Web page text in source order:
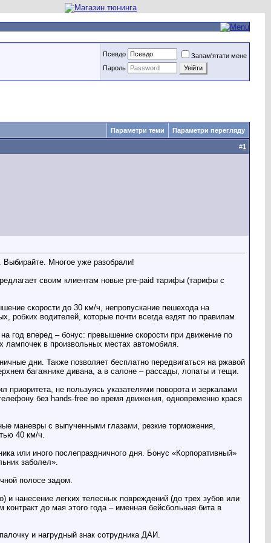
Псевдо
Запам'ятати мене
Пароль
Параметри теми Параметри перегляду
#1
Многое уже разобрали!
своим клиентам новые pre-paid тарифы (тарифы с
скорости до 30 км/ч, непропускание пешехода на
робких водителей, которые почти всегда ездят по правилам
год вперед – бонус: превышение скорости при движение по
в произвольных местах автомобиля.
дни. Также позволяет бесплатно передвигаться на ржавой
багажнике дивана, а в салоне – рассады, лопаты и тещи.
приоритета, не пользуясь указателями поворота и зеркалами
без hands-free во время движения, одновременно крася
маневры с выпученными глазами, резкие торможения,
40 км/ч.
или иного послепраздничного дня. Бонус «Корпоративный»
заболел».
полосе задом.
и нанесение легких телесных повреждений (до трех зубов или
до мая этого года – именная бейсбольная бита в
и нагрудный знак сотрудника ДАИ.